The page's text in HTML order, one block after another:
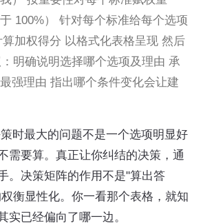
于 100%） 针对每个标准给每个选项
加权得分 以格式化表格呈现 然后
明确说明选择哪个选项及理由 承
强理由 指出哪个条件变化会让建
时最大的问题不是一个选项明显好
要算。真正让你纠结的决策，通
。决策矩阵的作用不是"算出答
衡显性化。你一看那个表格，就知
实已经偏向了哪一边。